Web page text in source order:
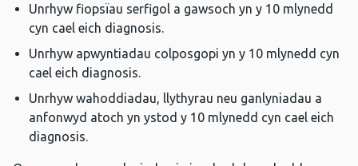
Unrhyw fiopsïau serfigol a gawsoch yn y 10 mlynedd
cyn cael eich diagnosis.
Unrhyw apwyntiadau colposgopi yn y 10 mlynedd cyn
cael eich diagnosis.
Unrhyw wahoddiadau, llythyrau neu ganlyniadau a
anfonwyd atoch yn ystod y 10 mlynedd cyn cael eich
diagnosis.